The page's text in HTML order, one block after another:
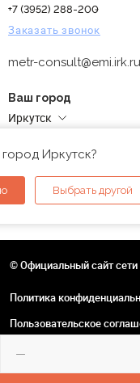
+7 (3952) 288-200
Заказать звонок
metr-consult@emi.irk.ru
Ваш город
Иркутск
Иркутск?
Выбрать другой
© Официальный сайт
Политика
Пользовательское